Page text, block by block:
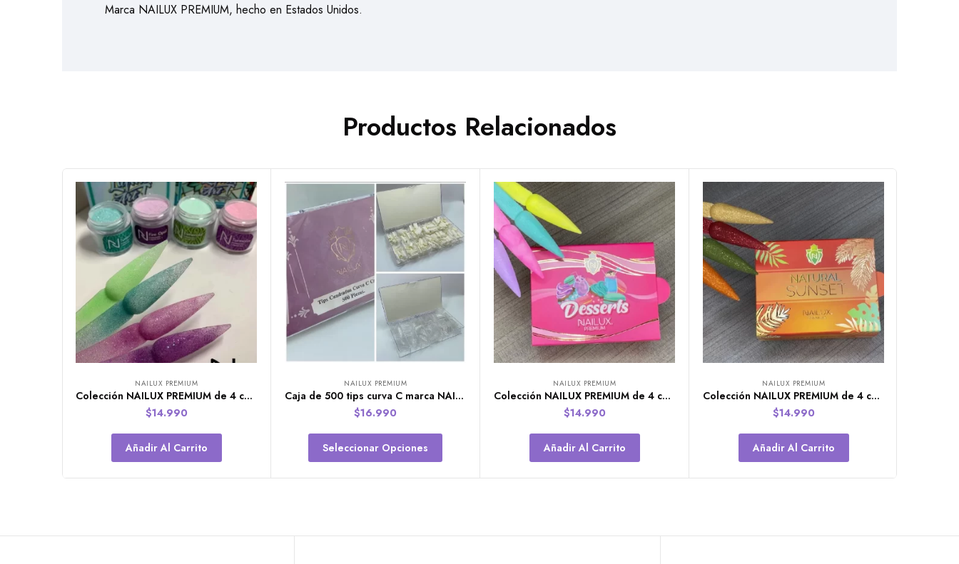
Marca NAILUX PREMIUM, hecho en Estados Unidos.
Productos Relacionados
NAILUX PREMIUM
Colección NAILUX PREMIUM de 4 colores Liquid Art 1
$14.990
Añadir Al Carrito
NAILUX PREMIUM
Caja de 500 tips curva C marca NAILUX PREMIUM
$16.990
Seleccionar Opciones
NAILUX PREMIUM
Colección NAILUX PREMIUM de 4 colores Desserts
$14.990
Añadir Al Carrito
NAILUX PREMIUM
Colección NAILUX PREMIUM de 4 colores Natural Sunset
$14.990
Añadir Al Carrito